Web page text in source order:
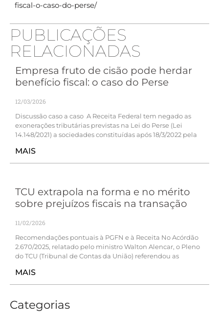
fiscal-o-caso-do-perse/
PUBLICAÇÕES
RELACIONADAS
Empresa fruto de cisão pode herdar
benefício fiscal: o caso do Perse
12/03/2026
Discussão caso a caso A Receita Federal tem negado as
exonerações tributárias previstas na Lei do Perse (Lei
14.148/2021) a sociedades constituídas após 18/3/2022 pela
MAIS
TCU extrapola na forma e no mérito
sobre prejuízos fiscais na transação
11/02/2026
Recomendações pontuais à PGFN e à Receita No Acórdão
2.670/2025, relatado pelo ministro Walton Alencar, o Pleno
do TCU (Tribunal de Contas da União) referendou as
MAIS
Categorias